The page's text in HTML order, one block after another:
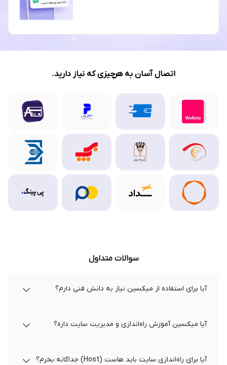
اتصال آسان به هرچیزی که نیاز دارید.
سوالات متداول
آیا برای استفاده از میکسین نیاز به دانش فنی دارم؟
آیا میکسین آموزش راه‌اندازی و مدیریت سایت داره؟
آیا برای راه‌اندازی سایت باید هاست (Host) جداگانه بخرم؟